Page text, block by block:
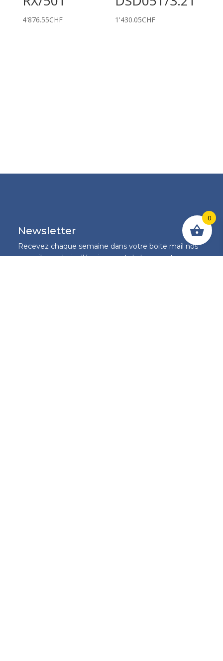
4'876.55CHF 1'430.05CHF
Newsletter
Recevez chaque semaine dans votre boite mail nos
conseils en choix d'équipement de levage et en
0